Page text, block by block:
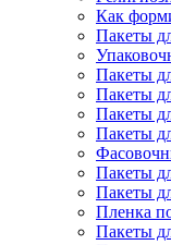
Как
Пакеты
Пакеты
Пакеты
Пакеты
Пакеты
Пакеты
Пакеты
Пленка
Пакеты